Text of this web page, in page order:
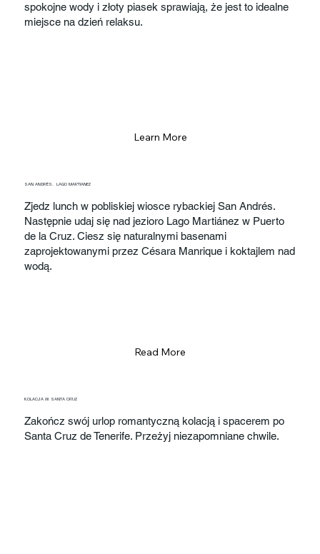
spokojne wody i złoty piasek sprawiają, że jest to idealne
miejsce na dzień relaksu.
Learn More
SAN ANDRÉS. LAGO MARTIANEZ
Zjedz lunch w pobliskiej wiosce rybackiej San Andrés.
Następnie udaj się nad jezioro Lago Martiánez w Puerto
de la Cruz. Ciesz się naturalnymi basenami
zaprojektowanymi przez Césara Manrique i koktajlem nad
wodą.
Read More
KOLACJA W SANTA CRUZ
Zakończ swój urlop romantyczną kolacją i spacerem po
Santa Cruz de Tenerife. Przeżyj niezapomniane chwile.